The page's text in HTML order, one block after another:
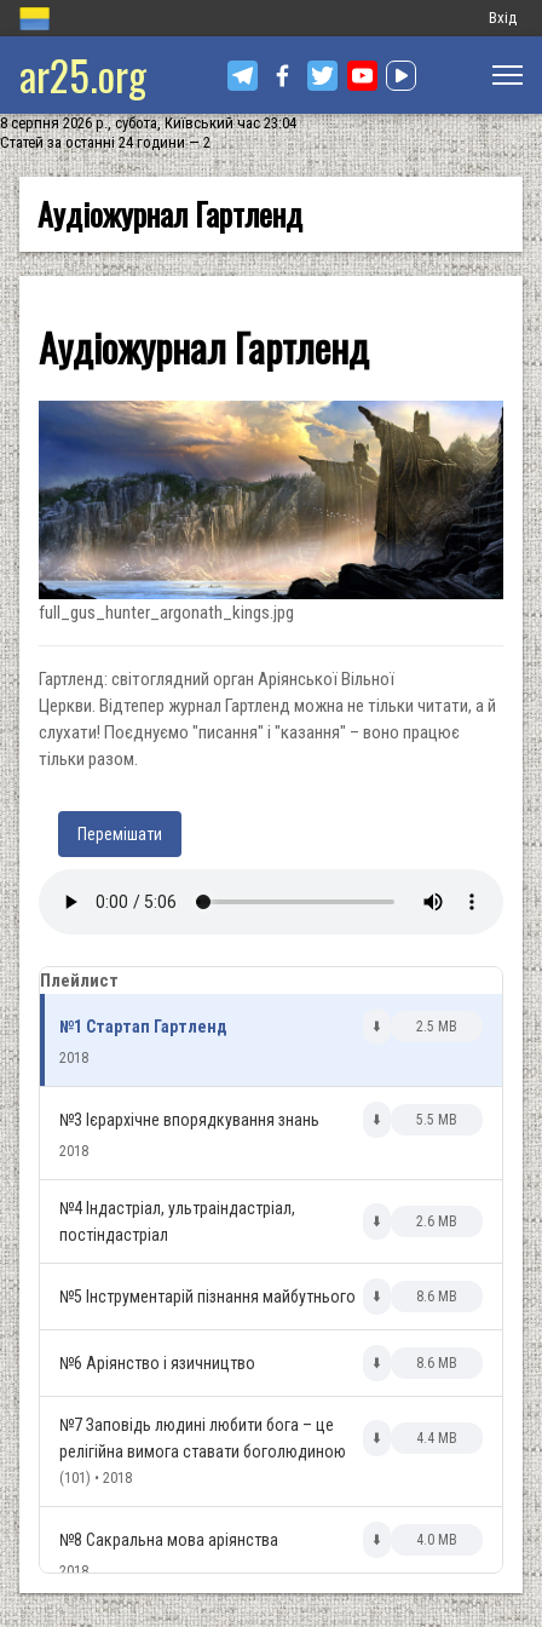
Меню
запису
Вхід
ar25.org
8 серпня 2026 р., субота, Київський час 23:04
Статей за останні 24 години — 2
Аудіожурнал Гартленд
Аудіожурнал Гартленд
full_gus_hunter_argonath_kings.jpg
Гартленд: світоглядний орган Аріянської Вільної
Церкви. Відтепер журнал Гартленд можна не тільки читати, а й
слухати! Поєднуємо "писання" і "казання" – воно працює
тільки разом.
Перемішати
Плейлист
№1 Стартап Гартленд ⬇️
2.5 MB
2018
№3 Ієрархічне впорядкування знань ⬇️
5.5 MB
2018
№4 Індастріал, ультраіндастріал,
постіндастріал
⬇️ 2.6 MB
№5 Інструментарій пізнання майбутнього ⬇️ 8.6 MB
№6 Аріянство і язичництво ⬇️ 8.6 MB
№7 Заповідь людині любити бога – це
релігійна вимога ставати боголюдиною
⬇️ 4.4 MB
(101) • 2018
№8 Сакральна мова аріянства ⬇️
4.0 MB
2018